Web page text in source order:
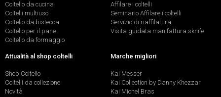
Coltello da cucina
Coltelli multiuso
Coltello da bistecca
Coltello per il pane
Coltello da formaggio
Affilare i coltelli
Seminario Affilare i coltelli
Servizio di riaffilatura
Visita guidata manifattura sknife
Attualità al shop coltelli
Shop Coltello
Coltelli da collezione
Novità
Marche migliori
Kai Messer
Kai Collection by Danny Khezzar
Kai Michel Bras